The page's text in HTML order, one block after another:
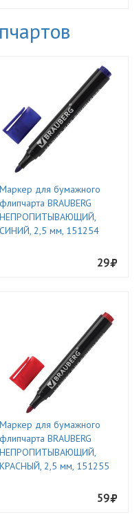
Маркер для бумажного
флипчарта BRAUBERG
НЕПРОПИТЫВАЮЩИЙ,
СИНИЙ, 2,5 мм, 151254
29
Маркер для бумажного
флипчарта BRAUBERG
НЕПРОПИТЫВАЮЩИЙ,
КРАСНЫЙ, 2,5 мм, 151255
59